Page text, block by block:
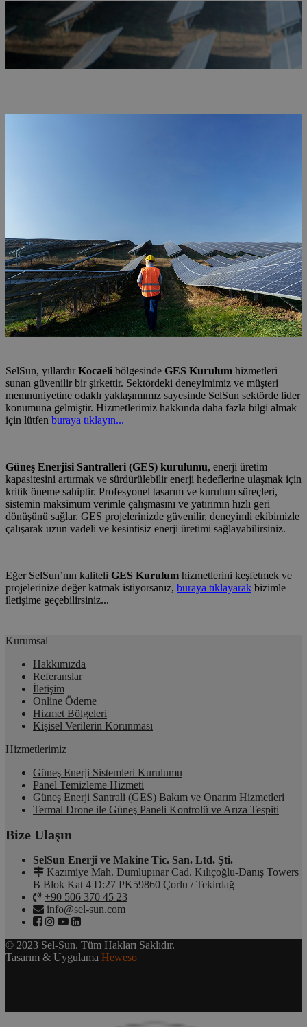
SelSun, yıllardırKocaeli bölgesinde GES Kurulum hizmetleri
sunan güvenilir bir şirkettir. Sektördeki deneyimimiz ve müşteri
memnuniyetine odaklı yaklaşımımız sayesinde SelSun sektörde lider
konumuna gelmiştir. Hizmetlerimiz hakkında daha fazla bilgi almak
için lütfen buraya tıklayın...
Güneş Enerjisi Santralleri (GES) kurulumu, enerji üretim
kapasitesini artırmak ve sürdürülebilir enerji hedeflerine ulaşmak için
kritik öneme sahiptir. Profesyonel tasarım ve kurulum süreçleri,
sistemin maksimum verimle çalışmasını ve yatırımın hızlı geri
dönüşünü sağlar. GES projelerinizde güvenilir, deneyimli ekibimizle
çalışarak uzun vadeli ve kesintisiz enerji üretimi sağlayabilirsiniz.
Eğer SelSun’nın kaliteli GES Kurulum hizmetlerini keşfetmek ve
projelerinize değer katmak istiyorsanız, buraya tıklayarak bizimle
iletişime geçebilirsiniz...
Kurumsal
Hakkımızda
Referanslar
İletişim
Online Ödeme
Hizmet Bölgeleri
Kişisel Verilerin Korunması
Hizmetlerimiz
Güneş Enerji Sistemleri Kurulumu
Panel Temizleme Hizmeti
Güneş Enerji Santrali (GES) Bakım ve Onarım Hizmetleri
Termal Drone ile Güneş Paneli Kontrolü ve Arıza Tespiti
Bize Ulaşın
SelSun Enerji ve Makine Tic. San. Ltd. Şti.
Kazımiye Mah. Dumlupınar Cad. Kılıçoğlu-Danış Towers
B Blok Kat 4 D:27 PK59860 Çorlu / Tekirdağ
+90 506 370 45 23
info@sel-sun.com
© 2023 Sel-Sun. Tüm Hakları Saklıdır.
Tasarım & Uygulama Heweso